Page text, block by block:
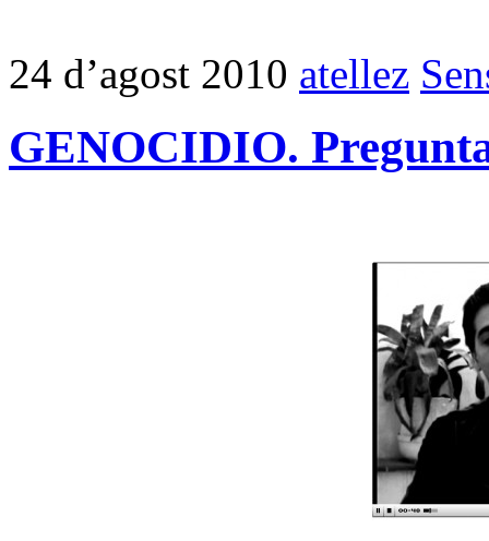
24 d’agost 2010 atellez
GENOCIDIO.